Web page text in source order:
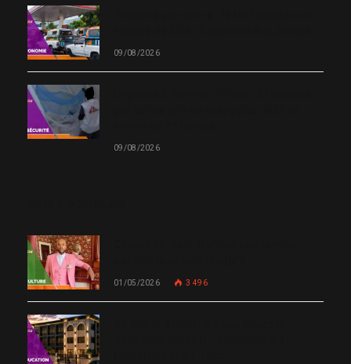
09/08/2026
09/08/2026
01/05/2026 3 496